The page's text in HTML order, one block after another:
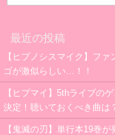
最近の投稿
【ヒプノシスマイク】フ
ゴが激似らしい…！！
【ヒプマイ】5thライブの
決定！聴いておくべき曲は
【鬼滅の刃】単行本19巻